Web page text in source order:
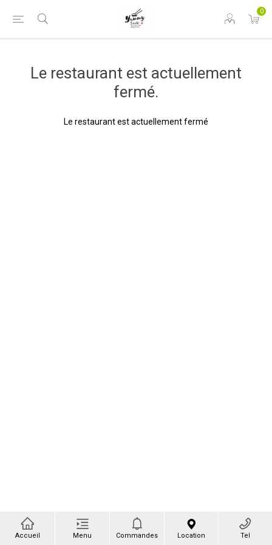
0
Le restaurant est actuellement
fermé.
Le restaurant est actuellement fermé
Accueil Menu Commandes Location Tel